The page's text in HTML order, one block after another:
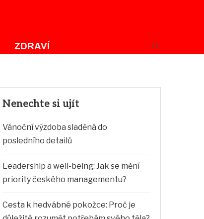
ZDRAVÍ
Nenechte si ujít
Vánoční výzdoba sladěná do
posledního detailů
Leadership a well-being: Jak se mění
priority českého managementu?
Cesta k hedvábné pokožce: Proč je